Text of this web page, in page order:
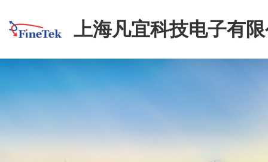
上海凡宜科技电子有